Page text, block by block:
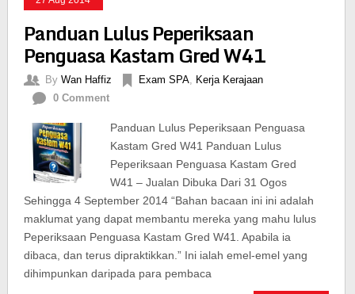
Panduan Lulus Peperiksaan
Penguasa Kastam Gred W41
By Wan Haffiz Exam SPA, Kerja Kerajaan
0 Comment
Panduan Lulus Peperiksaan Penguasa
Kastam Gred W41 Panduan Lulus
Peperiksaan Penguasa Kastam Gred
W41 – Jualan Dibuka Dari 31 Ogos
Sehingga 4 September 2014 “Bahan bacaan ini ini adalah
maklumat yang dapat membantu mereka yang mahu lulus
Peperiksaan Penguasa Kastam Gred W41. Apabila ia
dibaca, dan terus dipraktikkan.” Ini ialah emel-emel yang
dihimpunkan daripada para pembaca